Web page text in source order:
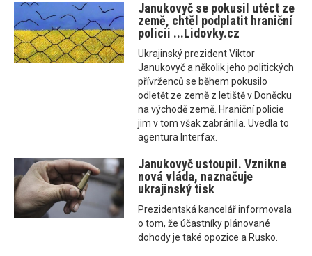
Janukovyč se pokusil utéct ze
země, chtěl podplatit hraniční
policii ...Lidovky.cz
Ukrajinský prezident Viktor
Janukovyč a několik jeho politických
přívrženců se během pokusilo
odletět ze země z letiště v Doněcku
na východě země. Hraniční policie
jim v tom však zabránila. Uvedla to
agentura Interfax.
Janukovyč ustoupil. Vznikne
nová vláda, naznačuje
ukrajinský tisk
Prezidentská kancelář informovala
o tom, že účastníky plánované
dohody je také opozice a Rusko.